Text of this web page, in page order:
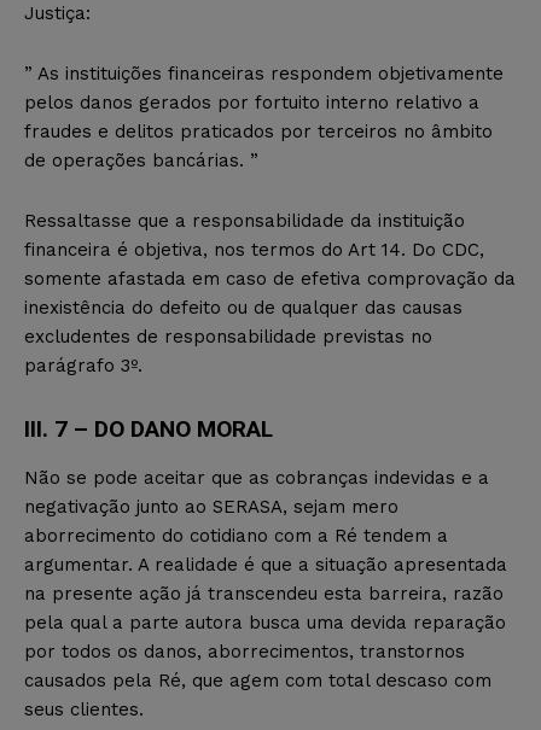
Justiça:
” As instituições financeiras respondem objetivamente
pelos danos gerados por fortuito interno relativo a
fraudes e delitos praticados por terceiros no âmbito
de operações bancárias. ”
Ressaltasse que a responsabilidade da instituição
financeira é objetiva, nos termos do Art 14. Do CDC,
somente afastada em caso de efetiva comprovação da
inexistência do defeito ou de qualquer das causas
excludentes de responsabilidade previstas no
parágrafo 3º.
III. 7 – DO DANO MORAL
Não se pode aceitar que as cobranças indevidas e a
negativação junto ao SERASA, sejam mero
aborrecimento do cotidiano com a Ré tendem a
argumentar. A realidade é que a situação apresentada
na presente ação já transcendeu esta barreira, razão
pela qual a parte autora busca uma devida reparação
por todos os danos, aborrecimentos, transtornos
causados pela Ré, que agem com total descaso com
seus clientes.